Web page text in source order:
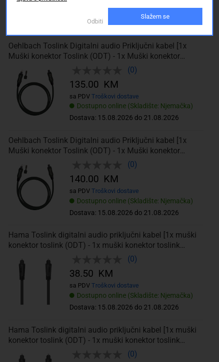
Dostava: 15.08.2026 do 21.08.2026
Oehlbach Toslink Digitalni audio Priključni kabel [1x
Muški konektor Toslink (ODT) - 1x Muški konektor
(0)
Dostupno online (Skladište: Njemačka)
Dostava: 15.08.2026 do 21.08.2026
135.00 KM
sa PDV Troškovi dostave
Oehlbach Toslink Digitalni audio Priključni kabel [1x
Muški konektor Toslink (ODT) - 1x Muški konektor
(0)
Dostupno online (Skladište: Njemačka)
Dostava: 15.08.2026 do 21.08.2026
140.00 KM
sa PDV Troškovi dostave
Hama Toslink digitalni audio priključni kabel [1x muški
konektor toslink (ODT) - 1x muški konektor toslink
(0)
Dostupno online (Skladište: Njemačka)
Dostava: 15.08.2026 do 21.08.2026
38.50 KM
sa PDV Troškovi dostave
Hama Toslink digitalni audio priključni kabel [1x muški
konektor toslink (ODT) - 1x muški konektor toslink
(0)
Odbiti
Slažem se